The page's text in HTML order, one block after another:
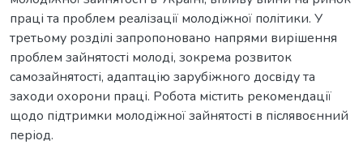
праці та проблем реалізації молодіжної політики. У
третьому розділі запропоновано напрями вирішення
проблем зайнятості молоді, зокрема розвиток
самозайнятості, адаптацію зарубіжного досвіду та
заходи охорони праці. Робота містить рекомендації
щодо підтримки молодіжної зайнятості в післявоєнний
період.